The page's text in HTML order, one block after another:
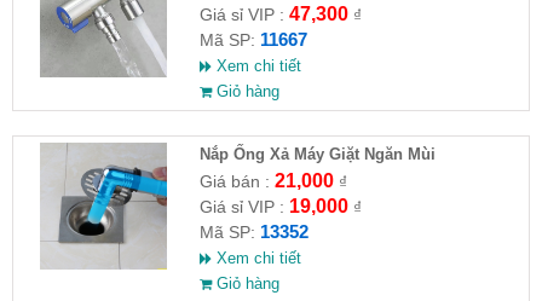
Giá sỉ VIP : 47,300₫
Mã SP: 11667
Xem chi tiết
Giỏ hàng
Nắp Ống Xả Máy Giặt Ngăn Mùi
Giá bán : 21,000₫
Giá sỉ VIP : 19,000₫
Mã SP: 13352
Xem chi tiết
Giỏ hàng